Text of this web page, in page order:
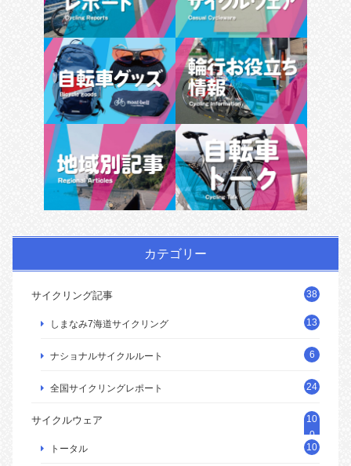
カテゴリー
サイクリング記事 38
しまなみ7海道サイクリング 13
ナショナルサイクルルート 6
全国サイクリングレポート 24
サイクルウェア
10
0
トータル 10